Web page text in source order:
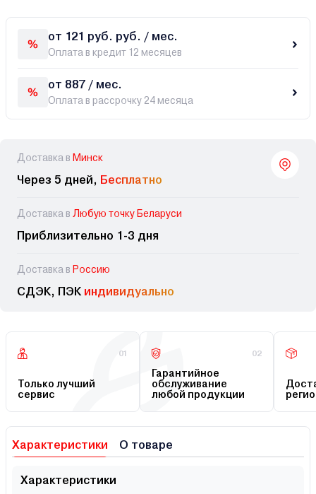
от 121 руб. руб. / мес.
Оплата в кредит 12 месяцев
от 887 / мес.
Оплата в рассрочку 24 месяца
Доставка в Минск
Через 5 дней, Бесплатно
Доставка в Любую точку Беларуси
Приблизительно 1-3 дня
Доставка в Россию
СДЭК, ПЭК индивидуально
01
Только лучший
сервис
02
Гарантийное
обслуживание
любой продукции
Характеристики О товаре
Характеристики